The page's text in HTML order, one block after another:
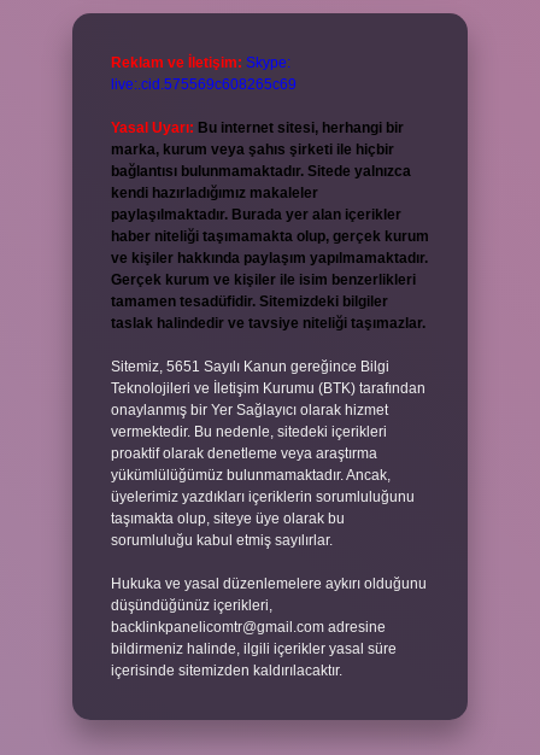
Reklam ve İletişim: Skype:
live:.cid.575569c608265c69
Yasal Uyarı: Bu internet sitesi, herhangi bir
marka, kurum veya şahıs şirketi ile hiçbir
bağlantısı bulunmamaktadır. Sitede yalnızca
kendi hazırladığımız makaleler
paylaşılmaktadır. Burada yer alan içerikler
haber niteliği taşımamakta olup, gerçek kurum
ve kişiler hakkında paylaşım yapılmamaktadır.
Gerçek kurum ve kişiler ile isim benzerlikleri
tamamen tesadüfidir. Sitemizdeki bilgiler
taslak halindedir ve tavsiye niteliği taşımazlar.
Sitemiz, 5651 Sayılı Kanun gereğince Bilgi
Teknolojileri ve İletişim Kurumu (BTK) tarafından
onaylanmış bir Yer Sağlayıcı olarak hizmet
vermektedir. Bu nedenle, sitedeki içerikleri
proaktif olarak denetleme veya araştırma
yükümlülüğümüz bulunmamaktadır. Ancak,
üyelerimiz yazdıkları içeriklerin sorumluluğunu
taşımakta olup, siteye üye olarak bu
sorumluluğu kabul etmiş sayılırlar.
Hukuka ve yasal düzenlemelere aykırı olduğunu
düşündüğünüz içerikleri,
backlinkpanelicomtr@gmail.com adresine
bildirmeniz halinde, ilgili içerikler yasal süre
içerisinde sitemizden kaldırılacaktır.